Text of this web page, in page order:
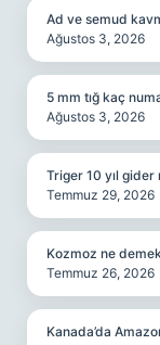
Ad ve semud
Ağustos 3, 2026
5 mm tığ kaç
Ağustos 3, 2026
Triger 10 yıl gider
Temmuz 29, 2026
Kozmoz ne
Temmuz 26, 2026
Kanada’da